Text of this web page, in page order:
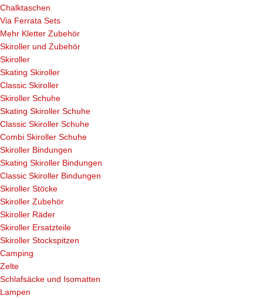
Chalktaschen
Via Ferrata Sets
Mehr Kletter Zubehör
Skiroller und Zubehör
Skiroller
Skating Skiroller
Classic Skiroller
Skiroller Schuhe
Skating Skiroller Schuhe
Classic Skiroller Schuhe
Combi Skiroller Schuhe
Skiroller Bindungen
Skating Skiroller Bindungen
Classic Skiroller Bindungen
Skiroller Stöcke
Skiroller Zubehör
Skiroller Räder
Skiroller Ersatzteile
Skiroller Stockspitzen
Camping
Zelte
Schlafsäcke und Isomatten
Lampen